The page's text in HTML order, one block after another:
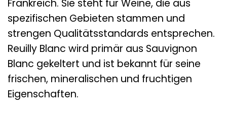
Frankreich. Sie steht für Weine, die aus
spezifischen Gebieten stammen und
strengen Qualitätsstandards entsprechen.
Reuilly Blanc wird primär aus Sauvignon
Blanc gekeltert und ist bekannt für seine
frischen, mineralischen und fruchtigen
Eigenschaften.